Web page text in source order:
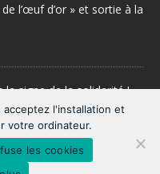
l’œuf d’or » et sortie à la
le signe de la solidarité !
l'installation et
votre ordinateur.
les cookies